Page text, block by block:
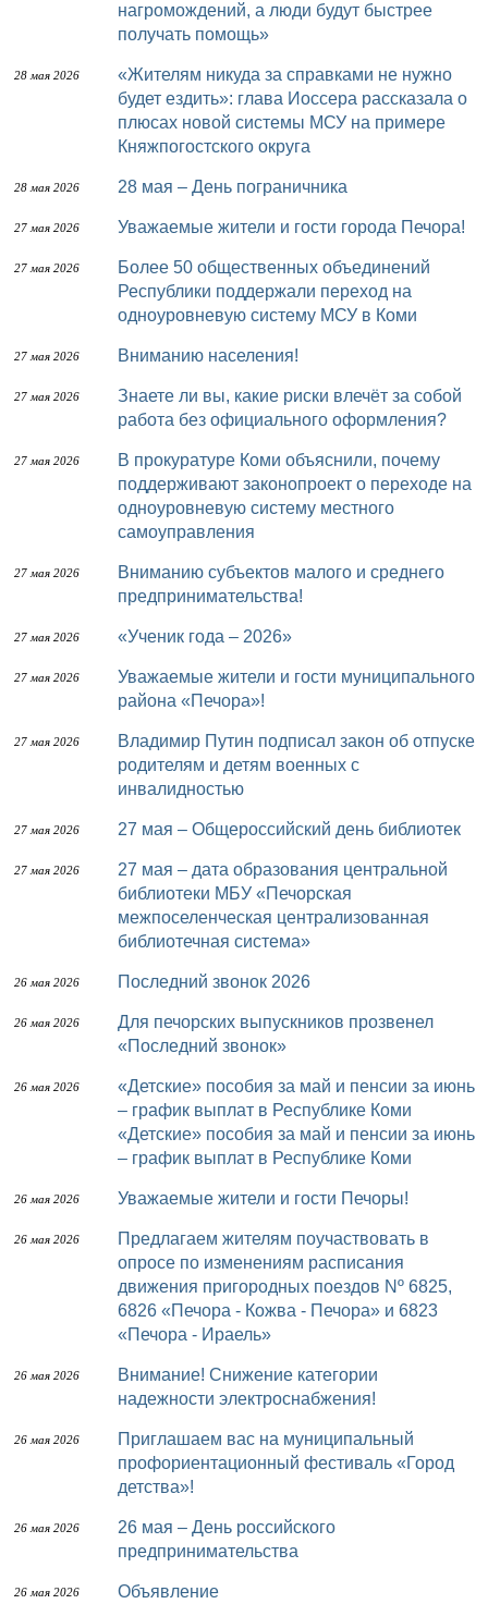
нагромождений, а люди будут быстрее
получать помощь»
28 мая 2026
«Жителям никуда за справками не нужно
будет ездить»: глава Иоссера рассказала о
плюсах новой системы МСУ на примере
Княжпогостского округа
28 мая 2026 28 мая – День пограничника
27 мая 2026 Уважаемые жители и гости города Печора!
27 мая 2026
Более 50 общественных объединений
Республики поддержали переход на
одноуровневую систему МСУ в Коми
27 мая 2026 Вниманию населения!
27 мая 2026
Знаете ли вы, какие риски влечёт за собой
работа без официального оформления?
27 мая 2026
В прокуратуре Коми объяснили, почему
поддерживают законопроект о переходе на
одноуровневую систему местного
самоуправления
27 мая 2026
Вниманию субъектов малого и среднего
предпринимательства!
27 мая 2026 «Ученик года – 2026»
27 мая 2026
Уважаемые жители и гости муниципального
района «Печора»!
27 мая 2026
Владимир Путин подписал закон об отпуске
родителям и детям военных с
инвалидностью
27 мая 2026 27 мая – Общероссийский день библиотек
27 мая 2026
27 мая – дата образования центральной
библиотеки МБУ «Печорская
межпоселенческая централизованная
библиотечная система»
26 мая 2026 Последний звонок 2026
26 мая 2026
Для печорских выпускников прозвенел
«Последний звонок»
26 мая 2026
«Детские» пособия за май и пенсии за июнь
– график выплат в Республике Коми
«Детские» пособия за май и пенсии за июнь
– график выплат в Республике Коми
26 мая 2026 Уважаемые жители и гости Печоры!
26 мая 2026
Предлагаем жителям поучаствовать в
опросе по изменениям расписания
движения пригородных поездов Nº 6825,
6826 «Печора - Кожва - Печора» и 6823
«Печора - Ираель»
26 мая 2026
Внимание! Снижение категории
надежности электроснабжения!
26 мая 2026
Приглашаем вас на муниципальный
профориентационный фестиваль «Город
детства»!
26 мая 2026
26 мая – День российского
предпринимательства
26 мая 2026 Объявление